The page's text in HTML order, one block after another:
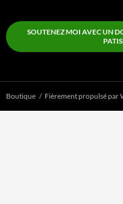
SOUTENEZ MOI AVEC UN
Boutique Fièrement propulsé par